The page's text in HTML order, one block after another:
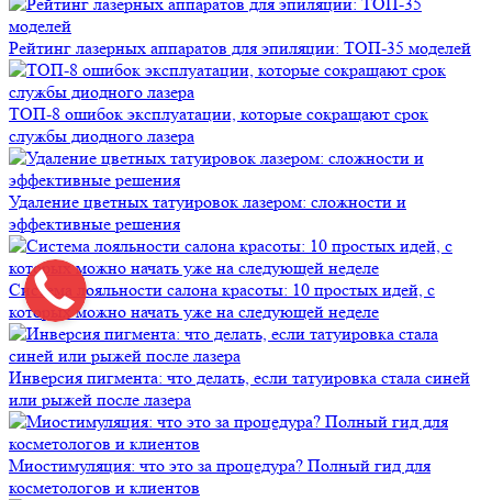
Рейтинг лазерных аппаратов для эпиляции: ТОП-35 моделей
ТОП-8 ошибок эксплуатации, которые сокращают срок
службы диодного лазера
Удаление цветных татуировок лазером: сложности и
эффективные решения
Система лояльности салона красоты: 10 простых идей, с
которых можно начать уже на следующей неделе
Инверсия пигмента: что делать, если татуировка стала синей
или рыжей после лазера
Миостимуляция: что это за процедура? Полный гид для
косметологов и клиентов